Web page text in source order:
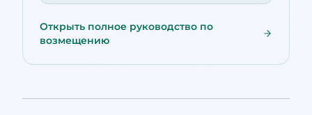
Открыть полное руководство по
возмещению